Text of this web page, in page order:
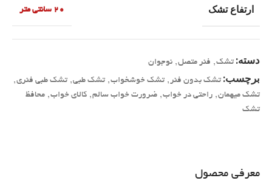
معرفی محصول
ارتفاع تشک 20 سانتی متر
دسته: تشک, فنر متصل, نوجوان
برچسب: تشک بدون فنر , تشک خوشخواب, تشک طبی, تشک طبی فنری,
تشک میهمان, راحتی در خواب, ضرورت خواب سالم, کالای خواب, محافظ
تشک